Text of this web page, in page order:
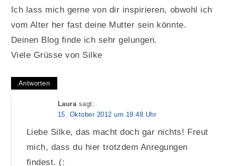
Ich lass mich gerne von dir inspirieren, obwohl ich
vom Alter her fast deine Mutter sein könnte.
Deinen Blog finde ich sehr gelungen.
Viele Grüsse von Silke
Antworten
Laura sagt:
15. Oktober 2012 um 19:48 Uhr
Liebe Silke, das macht doch gar nichts! Freut
mich, dass du hier trotzdem Anregungen
findest. (: